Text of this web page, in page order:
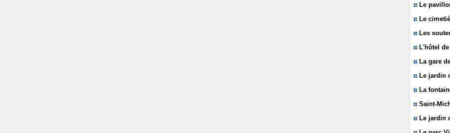
Le
Le
Les
L'hôtel
La gare
Le jardin
La
Saint-
Le jardin